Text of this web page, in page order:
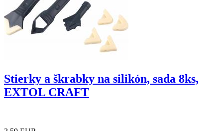
Stierky a škrabky na silikón, sada 8ks,
EXTOL CRAFT